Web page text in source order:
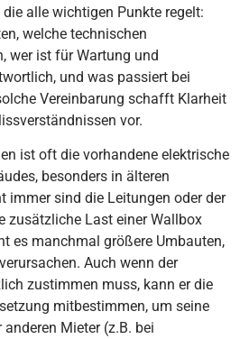
alle wichtigen Punkte regelt:
welche technischen
wer ist für Wartung und
und was passiert bei
Vereinbarung schafft Klarheit
vor.
ist oft die vorhandene elektrische
besonders in älteren
immer sind die Leitungen oder der
zusätzliche Last einer Wallbox
es manchmal größere Umbauten,
Auch wenn der
zustimmen muss, kann er die
mitbestimmen, um seine
Mieter (z.B. bei